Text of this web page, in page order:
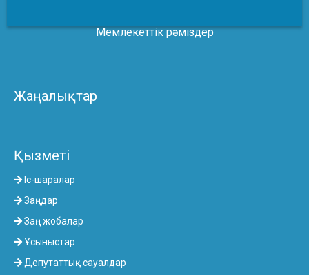
Мемлекеттік рәміздер
Жаңалықтар
Қызметі
Іс-шаралар
Заңдар
Заң жобалар
Ұсыныстар
Депутаттық сауалдар